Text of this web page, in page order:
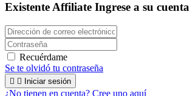
Existente Affiliate Ingrese a su cuenta
Recuérdame
Se te olvidó tu contraseña
  Iniciar sesión
¿No tienen en cuenta? Cree uno aquí